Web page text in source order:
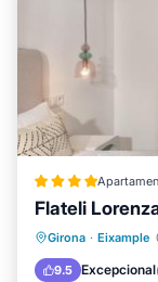
Flateli
Girona · Eixample
9.5 Excepcional(
Internet